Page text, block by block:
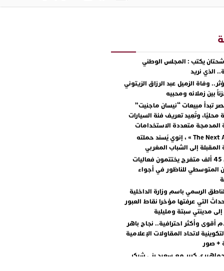
يكتب : المجلس الوطني
الذي نريد
وفاة الزميل عبد الرزاق الزيتوني
بين زملائه ومحبيه
تبدأ مبيعات “نيسان ماجنيت”
محليًا، وتُعِيد تعريف فئة السيارات
المدمجة متعددة الاستخدامات
مع « The Next Ad » ، إنوي يُسند حملته
المقبلة إلى الشباب المغربي
أكثر من 45 ألف متفرج يختتمون فعاليات
المتوسطي للناظور في أجواء
الرسمي باسم وزارة الداخلية
التي عرفتها مؤخرا نقاط العبور
مدينتي سبتة ومليلية
أقوى وأكثر احترافية.. نجاح باهر
لاتحاد المقاولات الإعلامية
+ صور
كبير مع سعيد بني شيكر